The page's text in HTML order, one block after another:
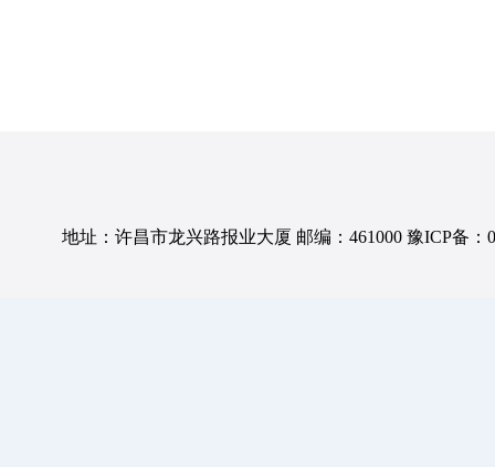
地址：许昌市龙兴路报业大厦 邮编：461000 豫ICP备：